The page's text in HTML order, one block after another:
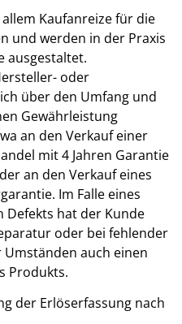
Kaufanreize für die
und werden in der Praxis
ausgestaltet.
oder
über den Umfang und
Gewährleistung
an den Verkauf einer
mit 4 Jahren Garantie
an den Verkauf eines
Im Falle eines
hat der Kunde
oder bei fehlender
auch einen
Produkts.
der Erlöserfassung nach